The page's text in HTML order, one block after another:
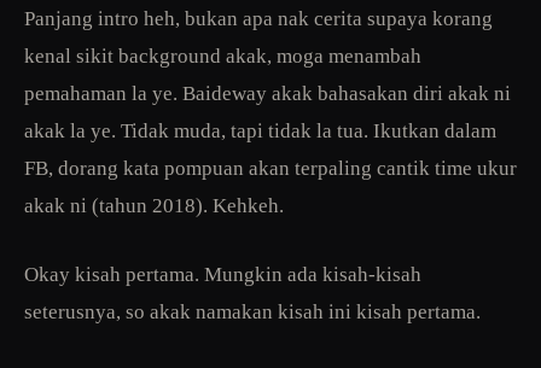
Panjang intro heh, bukan apa nak cerita supaya korang
kenal sikit background akak, moga menambah
pemahaman la ye. Baideway akak bahasakan diri akak ni
akak la ye. Tidak muda, tapi tidak la tua. Ikutkan dalam
FB, dorang kata pompuan akan terpaling cantik time ukur
akak ni (tahun 2018). Kehkeh.
Okay kisah pertama. Mungkin ada kisah-kisah
seterusnya, so akak namakan kisah ini kisah pertama.